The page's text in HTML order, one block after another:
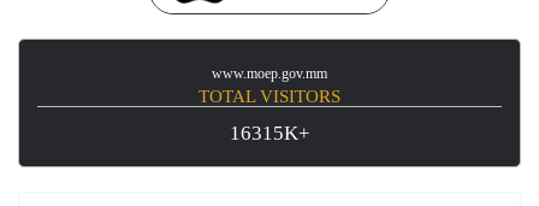
www.moep.gov.mm
TOTAL VISITORS
16315K+